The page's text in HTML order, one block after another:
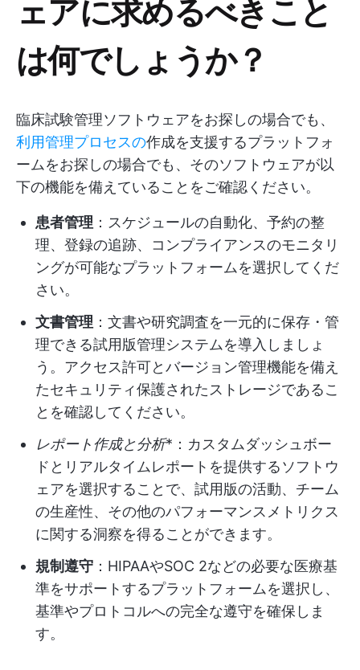
ェアに求めるべきこと
は何でしょうか？
臨床試験管理ソフトウェアをお探しの場合でも、
利用管理プロセスの作成を支援するプラットフォ
ームをお探しの場合でも、そのソフトウェアが以
下の機能を備えていることをご確認ください。
患者管理 ：スケジュールの自動化、予約の整
理、登録の追跡、コンプライアンスのモニタリ
ングが可能なプラットフォームを選択してくだ
さい。
文書管理 ：文書や研究調査を一元的に保存・管
理できる試用版管理システムを導入しましょ
う。アクセス許可とバージョン管理機能を備え
たセキュリティ保護されたストレージであるこ
とを確認してください。
レポート作成と分析*：カスタムダッシュボー
ドとリアルタイムレポートを提供するソフトウ
ェアを選択することで、試用版の活動、チーム
の生産性、その他のパフォーマンスメトリクス
に関する洞察を得ることができます。
規制遵守 ：HIPAAやSOC 2などの必要な医療基
準をサポートするプラットフォームを選択し、
基準やプロトコルへの完全な遵守を確保しま
す。